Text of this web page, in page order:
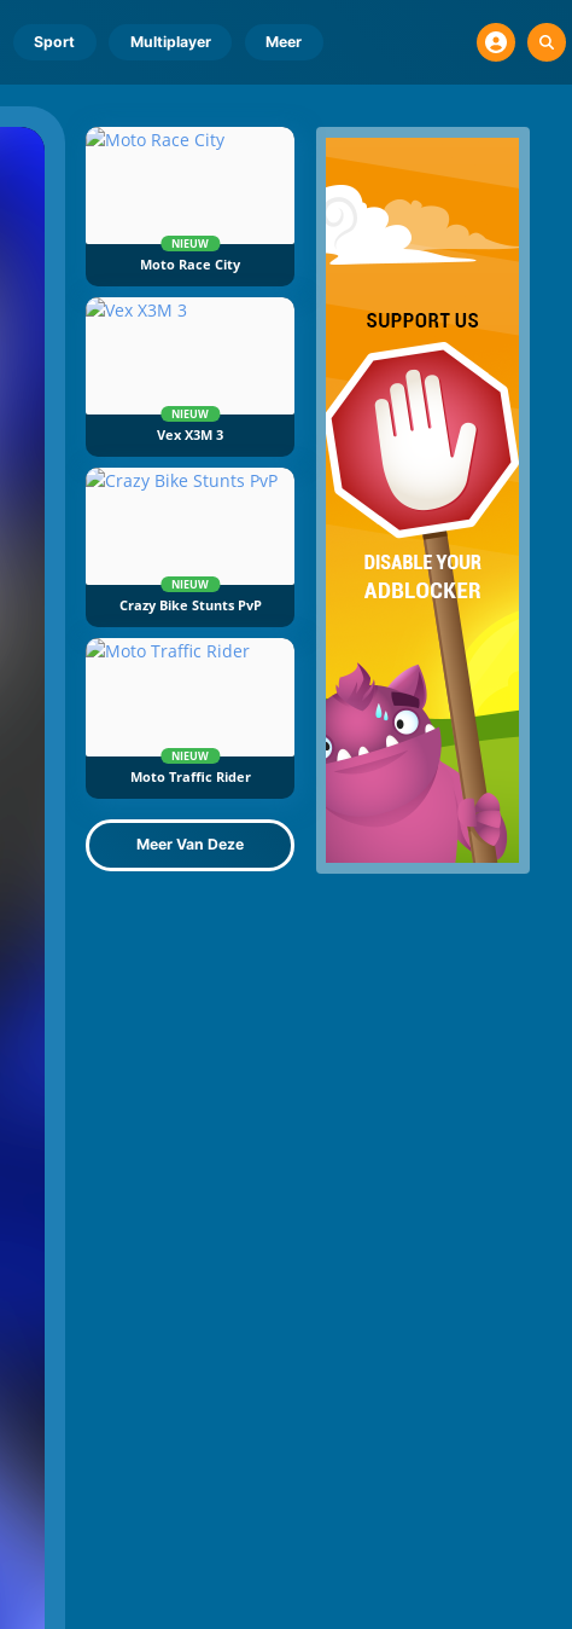
Sport Multiplayer Meer
NIEUW
Moto Race City
NIEUW
Vex X3M 3
NIEUW
Crazy Bike Stunts PvP
NIEUW
Moto Traffic Rider
Meer Van Deze